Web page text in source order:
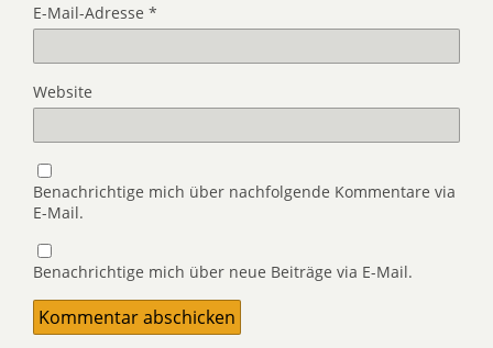
E-Mail-Adresse *
Website
Benachrichtige mich über nachfolgende Kommentare via
E-Mail.
Benachrichtige mich über neue Beiträge via E-Mail.